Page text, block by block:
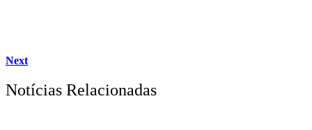
Next
Notícias Relacionadas